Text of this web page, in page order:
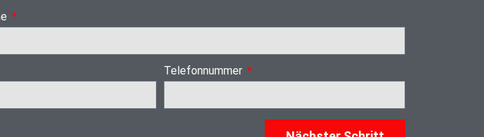
Telefonnummer